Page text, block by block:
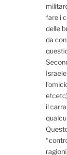
fare i
delle
da
il